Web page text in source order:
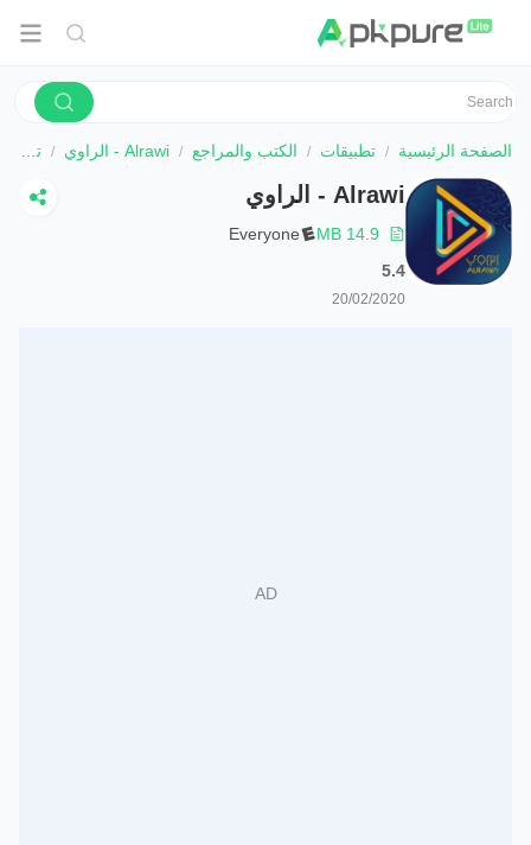
الصفحة الرئيسية تطبيقات الكتب والمراجع Alrawi - الراوي تحميل
Alrawi - الراوي
14.9 MB
Everyone
5.4
20/02/2020